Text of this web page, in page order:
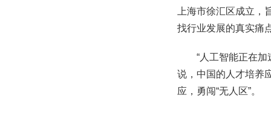
上海市徐汇区成立
找行业发展的真实痛
“人工智能正在
说，中国的人才培养
应，勇闯“无人区”。